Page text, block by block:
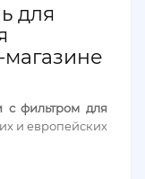
для
магазине
с фильтром для
и европейских